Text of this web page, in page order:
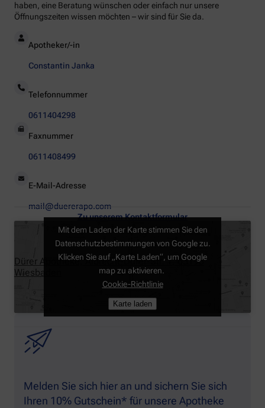
haben, eine Beratung wünschen oder einfach nur unsere
Öffnungszeiten wissen möchten – wir sind für Sie da.
Apotheker/-in
Constantin Janka
Telefonnummer
0611404298
Faxnummer
0611408499
E-Mail-Adresse
mail@duererapo.com
Zu unserem Kontaktformular
Dürer Apotheke, Albrecht-Dürer-Str. 1, 65195
Wiesbaden
Mit dem Laden der Karte stimmen Sie den
Datenschutzbestimmungen von Google zu.
Klicken Sie auf „Karte Laden“, um Google
map zu aktivieren.
Cookie-Richtlinie
Karte laden
Melden Sie sich hier an und sichern Sie sich
Ihren 10% Gutschein* für unsere Apotheke